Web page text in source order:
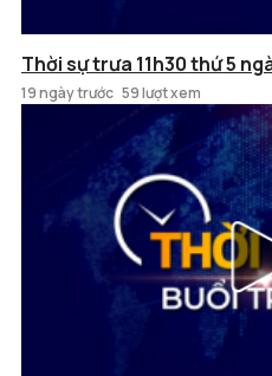
Thời sự trưa 11h30 thứ 5
19 ngày trước 59 lượt xem